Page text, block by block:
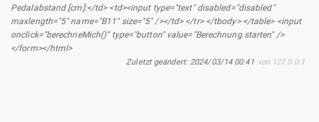
Pedalabstand [cm]:</td> <td><input type="text" disabled="disabled"
maxlength="5" name="B11" size="5" /></td> </tr> </tbody> </table> <input
onclick="berechneMich()" type="button" value="Berechnung starten" />
</form></html>
Zuletzt geändert:2024/03/14 00:41 von 127.0.0.1